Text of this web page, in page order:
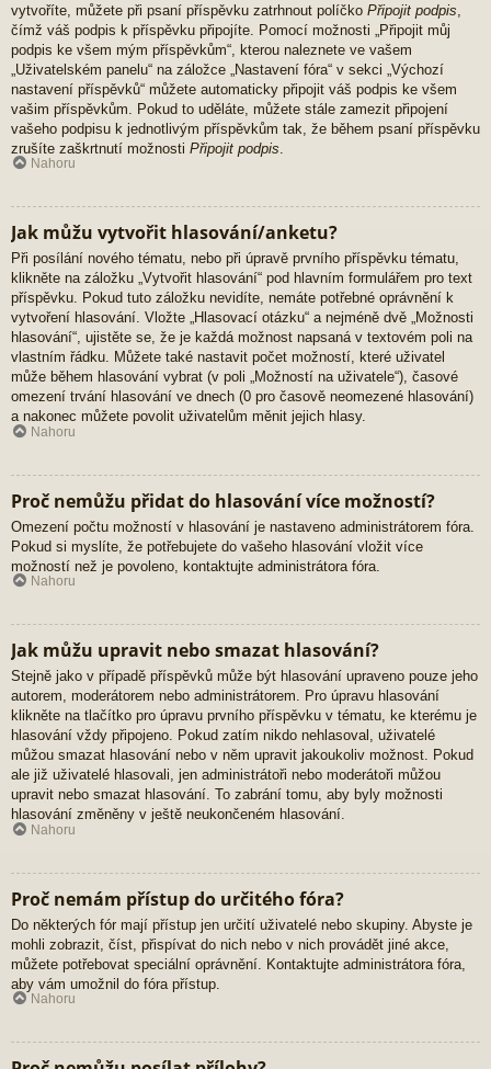
vytvoříte, můžete při psaní příspěvku zatrhnout políčko Připojit podpis
čímž váš podpis k příspěvku připojíte. Pomocí možnosti „Připojit můj
podpis ke všem mým příspěvkům“, kterou naleznete ve vašem
„Uživatelském panelu“ na záložce „Nastavení fóra“ v sekci „Výchozí
nastavení příspěvků“ můžete automaticky připojit váš podpis ke všem
vašim příspěvkům. Pokud to uděláte, můžete stále zamezit připojení
vašeho podpisu k jednotlivým příspěvkům tak, že během psaní příspěvku
zrušíte zaškrtnutí možnosti Připojit podpis
Nahoru
Jak můžu vytvořit hlasování/anketu?
Při posílání nového tématu, nebo při úpravě prvního příspěvku tématu,
klikněte na záložku „Vytvořit hlasování“ pod hlavním formulářem pro text
příspěvku. Pokud tuto záložku nevidíte, nemáte potřebné oprávnění k
vytvoření hlasování. Vložte „Hlasovací otázku“ a nejméně dvě „Možnosti
hlasování“, ujistěte se, že je každá možnost napsaná v textovém poli na
vlastním řádku. Můžete také nastavit počet možností, které uživatel
může během hlasování vybrat (v poli „Možností na uživatele“), časové
omezení trvání hlasování ve dnech (0 pro časově neomezené hlasování)
a nakonec můžete povolit uživatelům měnit jejich hlasy.
Nahoru
Proč nemůžu přidat do hlasování více možností?
Omezení počtu možností v hlasování je nastaveno administrátorem fóra.
Pokud si myslíte, že potřebujete do vašeho hlasování vložit více
možností než je povoleno, kontaktujte administrátora fóra.
Nahoru
Jak můžu upravit nebo smazat hlasování?
Stejně jako v případě příspěvků může být hlasování upraveno pouze jeho
autorem, moderátorem nebo administrátorem. Pro úpravu hlasování
klikněte na tlačítko pro úpravu prvního příspěvku v tématu, ke kterému je
hlasování vždy připojeno. Pokud zatím nikdo nehlasoval, uživatelé
můžou smazat hlasování nebo v něm upravit jakoukoliv možnost. Pokud
ale již uživatelé hlasovali, jen administrátoři nebo moderátoři můžou
upravit nebo smazat hlasování. To zabrání tomu, aby byly možnosti
hlasování změněny v ještě neukončeném hlasování.
Nahoru
Proč nemám přístup do určitého fóra?
Do některých fór mají přístup jen určití uživatelé nebo skupiny. Abyste je
mohli zobrazit, číst, přispívat do nich nebo v nich provádět jiné akce,
můžete potřebovat speciální oprávnění. Kontaktujte administrátora fóra,
aby vám umožnil do fóra přístup.
Nahoru